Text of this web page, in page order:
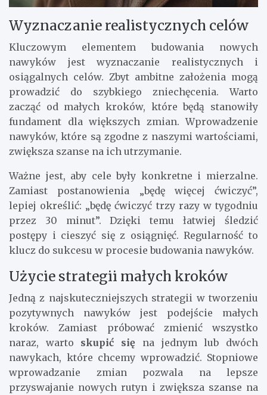
Wyznaczanie realistycznych celów
Kluczowym elementem budowania nowych
nawyków jest wyznaczanie realistycznych i
osiągalnych celów. Zbyt ambitne założenia mogą
prowadzić do szybkiego zniechęcenia. Warto
zacząć od małych kroków, które będą stanowiły
fundament dla większych zmian. Wprowadzenie
nawyków, które są zgodne z naszymi wartościami,
zwiększa szanse na ich utrzymanie.
Ważne jest, aby cele były konkretne i mierzalne.
Zamiast postanowienia „będę więcej ćwiczyć”,
lepiej określić: „będę ćwiczyć trzy razy w tygodniu
przez 30 minut”. Dzięki temu łatwiej śledzić
postępy i cieszyć się z osiągnięć. Regularność to
klucz do sukcesu w procesie budowania nawyków.
Użycie strategii małych kroków
Jedną z najskuteczniejszych strategii w tworzeniu
pozytywnych nawyków jest podejście małych
kroków. Zamiast próbować zmienić wszystko
naraz, warto skupić się na jednym lub dwóch
nawykach, które chcemy wprowadzić. Stopniowe
wprowadzanie zmian pozwala na lepsze
przyswajanie nowych rutyn i zwiększa szanse na